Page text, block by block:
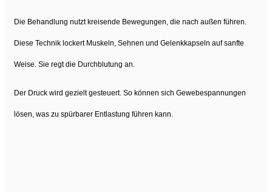
Die Behandlung nutzt kreisende Bewegungen, die nach außen führen.
Diese Technik lockert Muskeln, Sehnen und Gelenkkapseln auf sanfte
Weise. Sie regt die Durchblutung an.
Der Druck wird gezielt gesteuert. So können sich Gewebespannungen
lösen, was zu spürbarer Entlastung führen kann.